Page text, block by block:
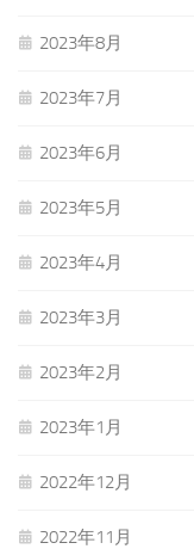
2023年8月
2023年7月
2023年6月
2023年5月
2023年4月
2023年3月
2023年2月
2023年1月
2022年12月
2022年11月